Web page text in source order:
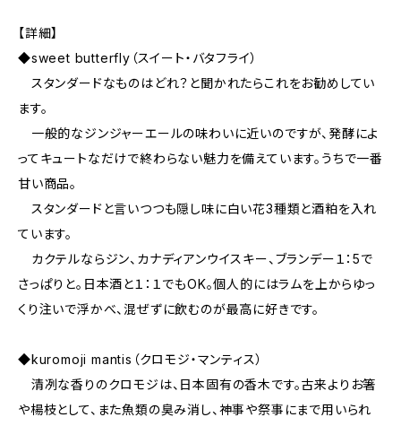
【詳細】
◆sweet butterfly（スイート・バタフライ）
スタンダードなものはどれ？と聞かれたらこれをお勧めしてい
ます。
一般的なジンジャーエールの味わいに近いのですが、発酵によ
ってキュートなだけで終わらない魅力を備えています。うちで一番
甘い商品。
スタンダードと言いつつも隠し味に白い花3種類と酒粕を入れ
ています。
カクテルならジン、カナディアンウイスキー、ブランデー１：5で
さっぱりと。日本酒と１：１でもOK。個人的にはラムを上からゆっ
くり注いで浮かべ、混ぜずに飲むのが最高に好きです。
◆kuromoji mantis（クロモジ・マンティス）
清冽な香りのクロモジは、日本固有の香木です。古来よりお箸
や楊枝として、また魚類の臭み消し、神事や祭事にまで用いられ